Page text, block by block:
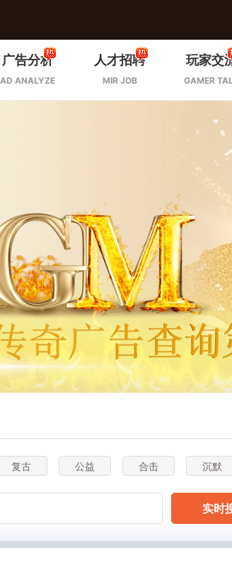
广告分析
AD ANALYZE
人才招聘
MIR JOB
玩家交
GAMER
复古 公益 合击 沉默
实时